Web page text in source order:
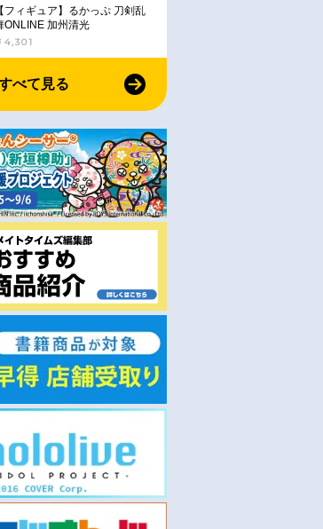
【フィギュア】るかっぷ 刀剣乱
ONLINE 加州清光
4,301
べて見る